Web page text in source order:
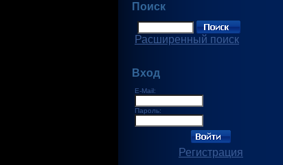
Поиск
Расширенный поиск
Вход
E-Mail:
Пароль:
Регистрация